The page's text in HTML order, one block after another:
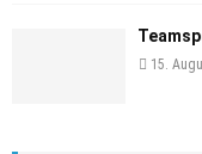
15.